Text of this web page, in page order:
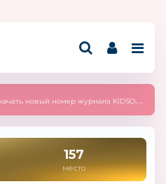
новый номер журнала KIDSOBOZ 2025 (сентябрь)
157
место